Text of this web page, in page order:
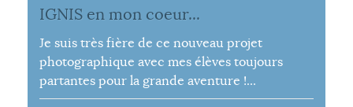
IGNIS en mon coeur...
Je suis très fière de ce nouveau projet
photographique avec mes élèves toujours
partantes pour la grande aventure !...